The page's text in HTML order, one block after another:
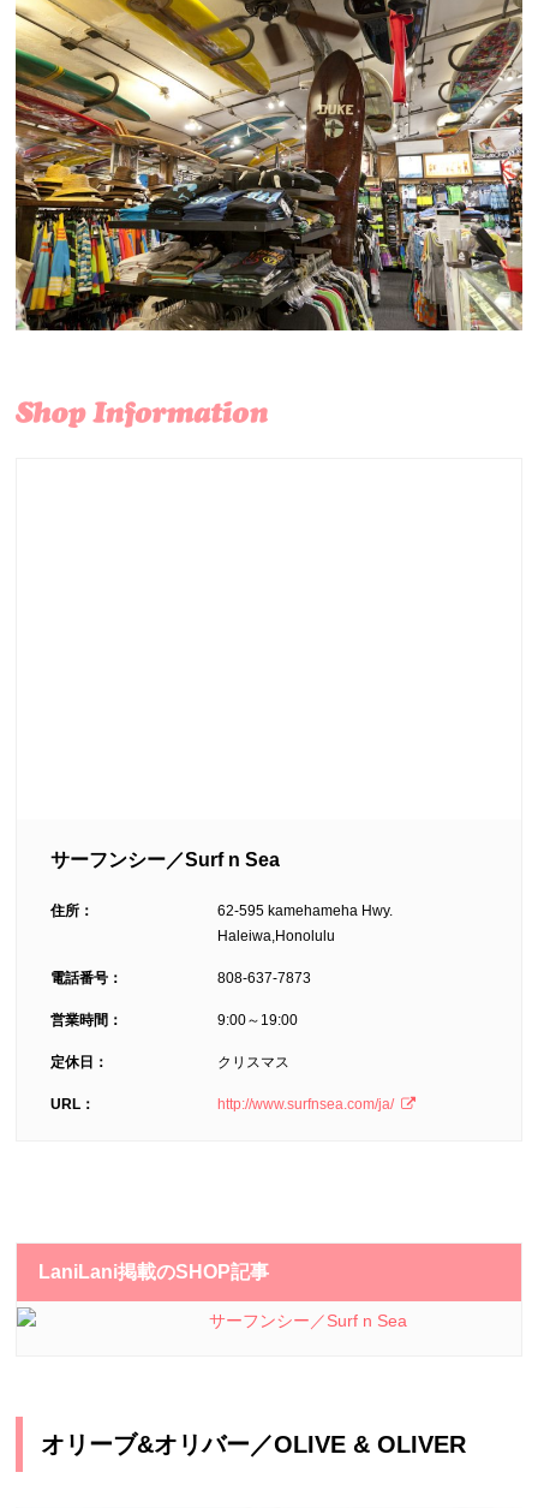
サーフンシー／Surf n Sea
住所：
62-595 kamehameha Hwy.
Haleiwa,Honolulu
電話番号： 808-637-7873
営業時間： 9:00～19:00
定休日： クリスマス
URL： http://www.surfnsea.com/ja/
LaniLani掲載のSHOP記事
サーフンシー／Surf n Sea
オリーブ&オリバー／OLIVE & OLIVER